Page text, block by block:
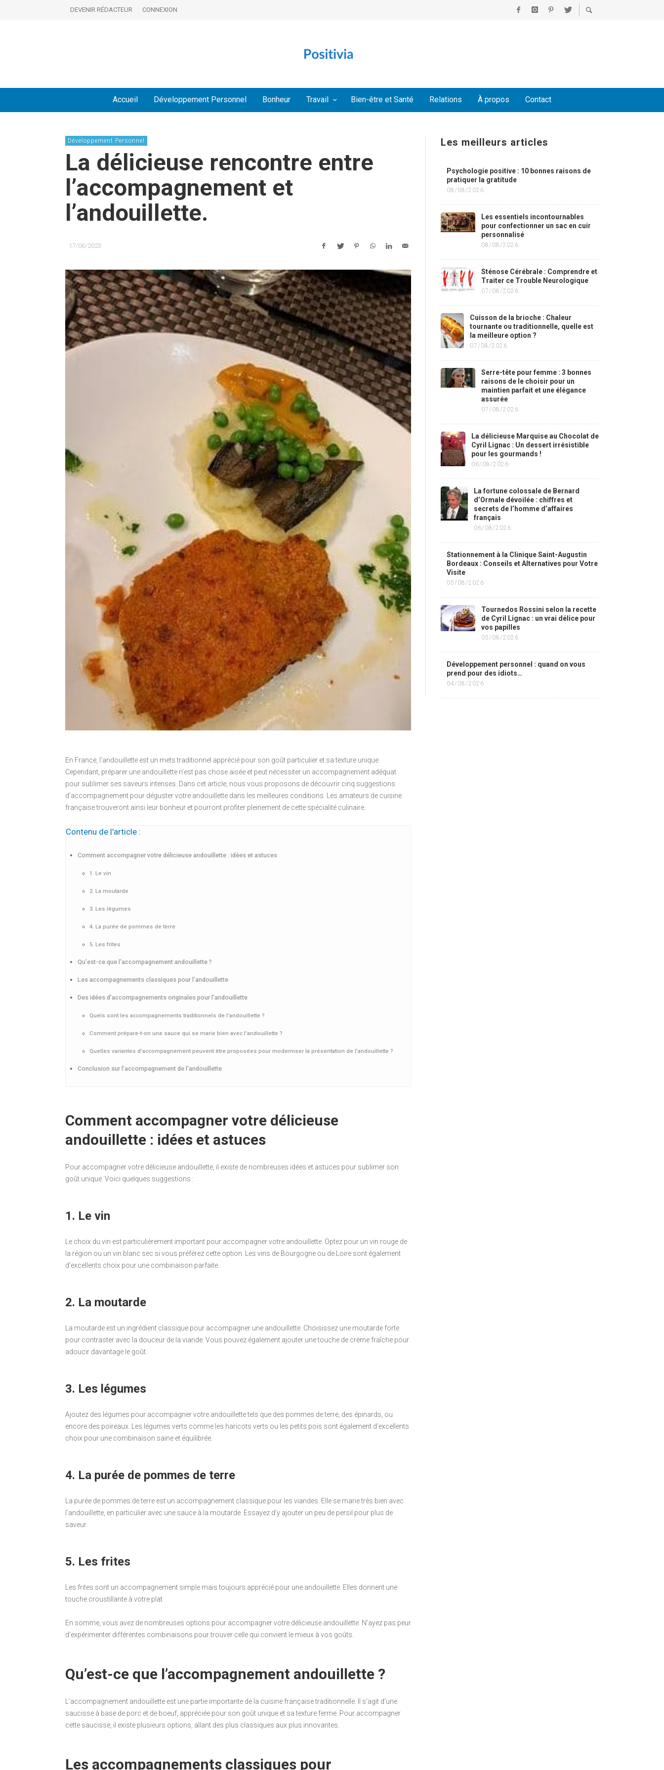
DEVENIR RÉDACTEUR CONNEXION
Accueil Développement Personnel Bonheur Travail Bien-être et Santé Relations À propos Contact
Développement Personnel
La délicieuse rencontre entre
l’accompagnement et
l’andouillette.
17/06/2023
En France, l’andouillette est un mets traditionnel apprécié pour son goût particulier et sa texture unique.
Cependant, préparer une andouillette n’est pas chose aisée et peut nécessiter un accompagnement adéquat
pour sublimer ses saveurs intenses. Dans cet article, nous vous proposons de découvrir cinq suggestions
d’accompagnement pour déguster votre andouillette dans les meilleures conditions. Les amateurs de cuisine
française trouveront ainsi leur bonheur et pourront profiter pleinement de cette spécialité culinaire.
Contenu de l'article :
Comment accompagner votre délicieuse andouillette : idées et astuces
1. Le vin
2. La moutarde
3. Les légumes
4. La purée de pommes de terre
5. Les frites
Qu’est-ce que l’accompagnement andouillette ?
Les accompagnements classiques pour l’andouillette
Des idées d’accompagnements originales pour l’andouillette
Quels sont les accompagnements traditionnels de l’andouillette ?
Comment prépare-t-on une sauce qui se marie bien avec l’andouillette ?
Quelles variantes d’accompagnement peuvent être proposées pour moderniser la présentation de l’andouillette ?
Conclusion sur l’accompagnement de l’andouillette
Comment accompagner votre délicieuse
andouillette : idées et astuces
Pour accompagner votre délicieuse andouillette, il existe de nombreuses idées et astuces pour sublimer son
goût unique. Voici quelques suggestions :
1. Le vin
Le choix du vin est particulièrement important pour accompagner votre andouillette. Optez pour un vin rouge de
la région ou un vin blanc sec si vous préférez cette option. Les vins de Bourgogne ou de Loire sont également
d’excellents choix pour une combinaison parfaite.
2. La moutarde
La moutarde est un ingrédient classique pour accompagner une andouillette. Choisissez une moutarde forte
pour contraster avec la douceur de la viande. Vous pouvez également ajouter une touche de crème fraîche pour
adoucir davantage le goût.
3. Les légumes
Ajoutez des légumes pour accompagner votre andouillette tels que des pommes de terre, des épinards, ou
encore des poireaux. Les légumes verts comme les haricots verts ou les petits pois sont également d’excellents
choix pour une combinaison saine et équilibrée.
4. La purée de pommes de terre
La purée de pommes de terre est un accompagnement classique pour les viandes. Elle se marie très bien avec
l’andouillette, en particulier avec une sauce à la moutarde. Essayez d’y ajouter un peu de persil pour plus de
saveur.
5. Les frites
Les frites sont un accompagnement simple mais toujours apprécié pour une andouillette. Elles donnent une
touche croustillante à votre plat.
En somme, vous avez de nombreuses options pour accompagner votre délicieuse andouillette. N’ayez pas peur
d’expérimenter différentes combinaisons pour trouver celle qui convient le mieux à vos goûts.
Qu’est-ce que l’accompagnement andouillette ?
L’accompagnement andouillette est une partie importante de la cuisine française traditionnelle. Il s’agit d’une
saucisse à base de porc et de boeuf, appréciée pour son goût unique et sa texture ferme. Pour accompagner
cette saucisse, il existe plusieurs options, allant des plus classiques aux plus innovantes.
Les accompagnements classiques pour
Les meilleurs articles
Psychologie positive : 10 bonnes raisons de
pratiquer la gratitude
08/08/2026
Les essentiels incontournables
pour confectionner un sac en cuir
personnalisé
08/08/2026
Sténose Cérébrale : Comprendre et
Traiter ce Trouble Neurologique
07/08/2026
Cuisson de la brioche : Chaleur
tournante ou traditionnelle, quelle est
la meilleure option ?
07/08/2026
Serre-tête pour femme : 3 bonnes
raisons de le choisir pour un
maintien parfait et une élégance
assurée
07/08/2026
La délicieuse Marquise au Chocolat de
Cyril Lignac : Un dessert irrésistible
pour les gourmands !
06/08/2026
La fortune colossale de Bernard
d’Ormale dévoilée : chiffres et
secrets de l’homme d’affaires
français
06/08/2026
Stationnement à la Clinique Saint-Augustin
Bordeaux : Conseils et Alternatives pour Votre
Visite
05/08/2026
Tournedos Rossini selon la recette
de Cyril Lignac : un vrai délice pour
vos papilles
05/08/2026
Développement personnel : quand on vous
prend pour des idiots…
04/08/2026